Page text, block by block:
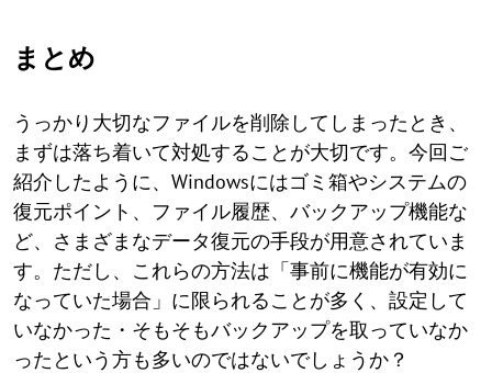
まとめ
うっかり大切なファイルを削除してしまったとき、
まずは落ち着いて対処することが大切です。今回ご
紹介したように、Windowsにはゴミ箱やシステムの
復元ポイント、ファイル履歴、バックアップ機能な
ど、さまざまなデータ復元の手段が用意されていま
す。ただし、これらの方法は「事前に機能が有効に
なっていた場合」に限られることが多く、設定して
いなかった・そもそもバックアップを取っていなか
ったという方も多いのではないでしょうか？